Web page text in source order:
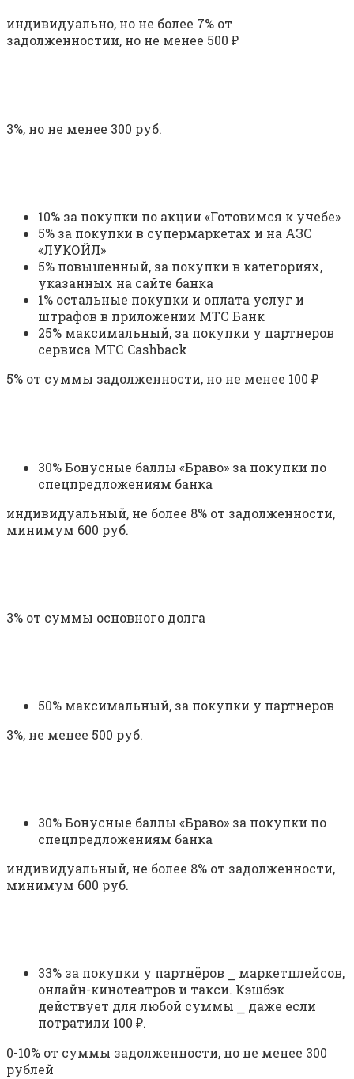
индивидуально, но не более 7% от
задолженностии, но не менее 500 ₽
3%, но не менее 300 руб.
10% за покупки по акции «Готовимся к учебе»
5% за покупки в супермаркетах и на АЗС
«ЛУКОЙЛ»
5% повышенный, за покупки в категориях,
указанных на сайте банка
1% остальные покупки и оплата услуг и
штрафов в приложении МТС Банк
25% максимальный, за покупки у партнеров
сервиса МТС Cashback
5% от суммы задолженности, но не менее 100 ₽
30% Бонусные баллы «Браво» за покупки по
спецпредложениям банка
индивидуальный, не более 8% от задолженности,
минимум 600 руб.
3% от суммы основного долга
50% максимальный, за покупки у партнеров
3%, не менее 500 руб.
30% Бонусные баллы «Браво» за покупки по
спецпредложениям банка
индивидуальный, не более 8% от задолженности,
минимум 600 руб.
33% за покупки у партнёров ⎯ маркетплейсов,
онлайн-кинотеатров и такси. Кэшбэк
действует для любой суммы ⎯ даже если
потратили 100 ₽.
0-10% от суммы задолженности, но не менее 300
рублей